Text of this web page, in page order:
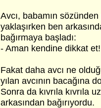
Avcı, babamın
yaklaşırken ben
bağırmaya başladı:
- Aman kendine dikkat et!
Fakat daha avcı ne
yılan avcının bacağına
Sonra da kıvrıla kıvrıla
arkasından bağırıyordu.